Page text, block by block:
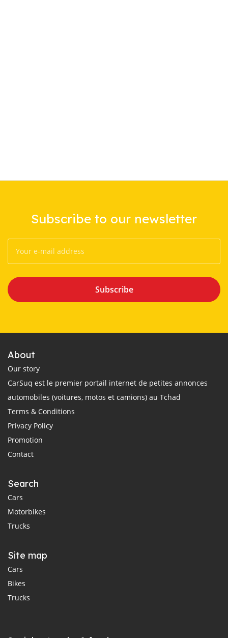
Subscribe to our newsletter
Subscribe
About
Our story
CarSuq est le premier portail internet de petites annonces
automobiles (voitures, motos et camions) au Tchad
Terms & Conditions
Privacy Policy
Promotion
Contact
Search
Cars
Motorbikes
Trucks
Site map
Cars
Bikes
Trucks